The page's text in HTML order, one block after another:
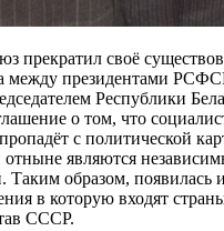
прекратил своё
между президентами
Республики
о том, что
с политической
отныне являются
Таким образом, появилась
в которую входят
СССР.